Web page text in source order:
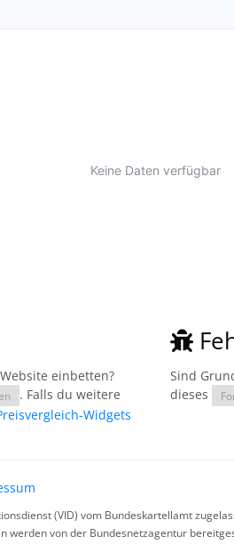
einbetten?
. Falls du weitere
Widgets
Sind
dieses
(VID) vom Bundeskartellamt
von der Bundesnetzagentur